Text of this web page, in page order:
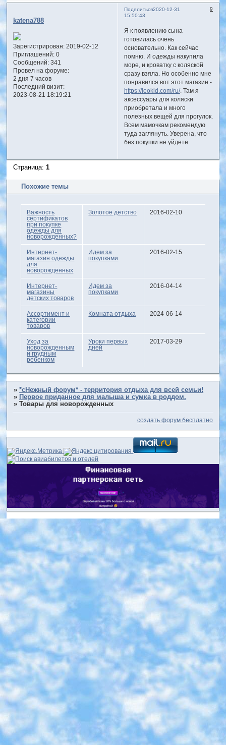
Поделиться 9
2020-12-31
15:50:43
katena788
Зарегистрирован: 2019-02-12
Приглашений:0
Сообщений:341
Провел на форуме:
2 дня 7 часов
Последний визит:
2023-08-21 18:19:21
Я к появлению сына
готовилась очень
основательно. Как сейчас
помню. И одежды накупила
море, и кроватку с коляской
сразу взяла. Но особенно мне
понравился вот этот магазин -
https://leokid.com/ru/. Там я
аксессуары для коляски
приобретала и много
полезных вещей для прогулок.
Всем мамочкам рекомендую
туда заглянуть. Уверена, что
без покупки не уйдете.
Страница:1
Похожие темы
Важность
сертификатов
при покупке
одежды для
новорожденных?
Золотое детство 2016-02-10
Интернет-
магазин одежды
для
новорожденных
Идем за
покупками
2016-02-15
Интернет-
магазины
детских товаров
Идем за
покупками
2016-04-14
Ассортимент и
категории
товаров
Комната отдыха 2024-06-14
Уход за
новорожденным
и грудным
ребенком
Уроки первых
дней
2017-03-29
»*сНежный форум* - территория отдыха для всей семьи!
» Первое приданное для малыша и сумка в роддом.
»Товары для новорожденных
создать форум бесплатно